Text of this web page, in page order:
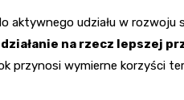
aktywnego udziału w
działanie na rzecz lepszej
przynosi wymierne korzyści